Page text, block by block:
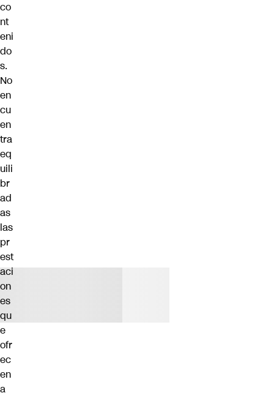
co
nt
eni
do
s.
No
en
cu
en
tra
eq
uili
br
ad
as
las
pr
est
aci
on
es
qu
e
ofr
ec
en
a